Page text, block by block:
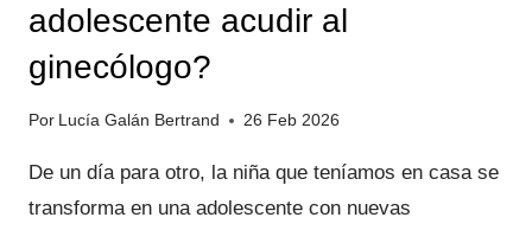
adolescente acudir al
ginecólogo?
Por Lucía Galán Bertrand 26 Feb 2026
De un día para otro, la niña que teníamos en casa se
transforma en una adolescente con nuevas